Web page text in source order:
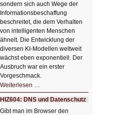
sondern sich auch Wege der
Informationsbeschaffung
beschreitet, die dem Verhalten
von intelligenten Menschen
ähnelt. Die Entwicklung der
diversen KI-Modellen weltweit
wächst eben exponentiell. Der
Ausbruch war ein erster
Vorgeschmack.
Weiterlesen …
Der
Ausbruch
der
KI
HIZ604: DNS und Datenschutz
Gibt man im Browser den